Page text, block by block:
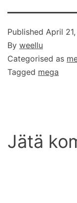
Published April
By weellu
Categorised as
Tagged mega
Jätä